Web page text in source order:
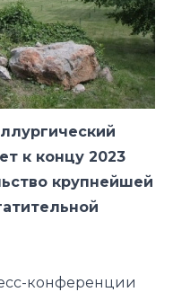
к концу 2023
крупнейшей
конференции